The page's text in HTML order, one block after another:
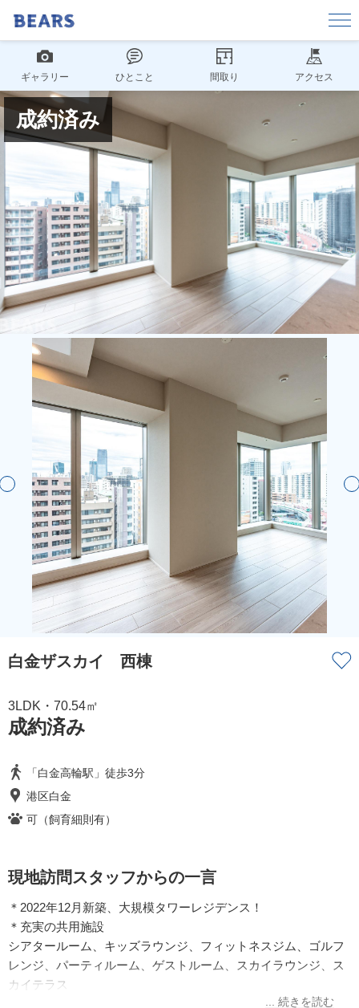
ギャラリー ひとこと 間取り アクセス
成約済み
白金ザスカイ 西棟
3LDK・70.54㎡
成約済み
「白金高輪駅」徒歩3分
港区白金
可（飼育細則有）
現地訪問スタッフからの一言
＊2022年12月新築、大規模タワーレジデンス！
＊充実の共用施設
シアタールーム、キッズラウンジ、フィットネスジム、ゴルフ
レンジ、パーティルーム、ゲストルーム、スカイラウンジ、ス
カイテラス